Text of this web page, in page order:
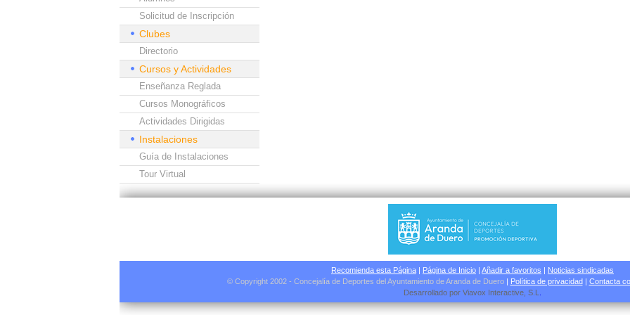
Solicitud de Inscripción
Clubes
Directorio
Cursos y Actividades
Enseñanza Reglada
Cursos Monográficos
Actividades Dirigidas
Instalaciones
Guía de Instalaciones
Tour Virtual
Recomienda esta Página | Página de Inicio | Añadir a favoritos | Noticias sindicadas
© Copyright 2002 - Concejalía de Deportes del Ayuntamiento de Aranda de Duero| Política de privacidad| Contacta
Desarrollado por Viavox Interactive , S.L